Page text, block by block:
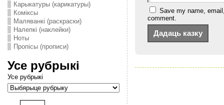
Карыкатуры (карикатуры)
Комiксы
Маляванкі (раскраски)
Налепкі (наклейки)
Ноты
Пропісы (прописи)
Усе рубрыкі
Усе рубрыкі
Save my name,
comment.